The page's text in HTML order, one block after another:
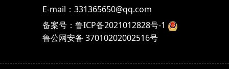
E-mail：331365650@qq.com
备案号：鲁ICP备2021012828号-1
鲁公网安备 37010202002516号